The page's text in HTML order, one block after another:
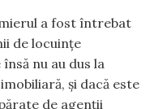
a fost întrebat
de locuințe
nu au dus la
și dacă este
de agenții